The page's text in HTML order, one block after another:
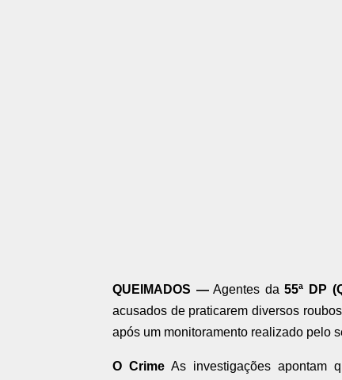
QUEIMADOS —Agentes da55ª DP
acusados de praticarem diversos
após um monitoramento realizado pelo
O Crime As investigações apontam